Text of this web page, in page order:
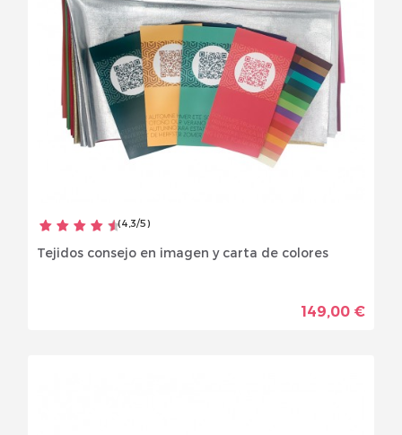
(4,3/5)
Tejidos consejo en imagen y carta de colores
149,00 €